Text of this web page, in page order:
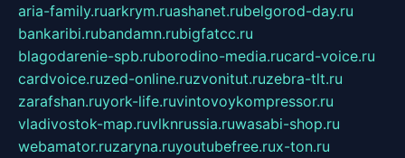
aria-family.ruarkrym.ruashanet.rubelgorod-day.ru
bankaribi.rubandamn.rubigfatcc.ru
blagodarenie-spb.ruborodino-media.rucard-voice.ru
cardvoice.ruzed-online.ruzvonitut.ruzebra-tlt.ru
zarafshan.ruyork-life.ruvintovoykompressor.ru
vladivostok-map.ruvlknrussia.ruwasabi-shop.ru
webamator.ruzaryna.ruyoutubefree.rux-ton.ru